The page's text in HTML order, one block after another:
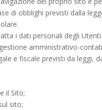
di obblighi previsti dalla
i dati personali degli
amministrativo-
e fiscale previsti da
il Sito;
sito;